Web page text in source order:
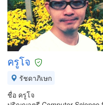
ครูโจ
รัชดาภิเษก
ชื่อ ครูโจ